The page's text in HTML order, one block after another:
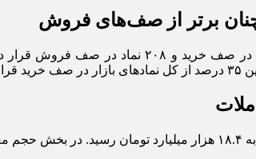
برتر از صف‌های فروش
است.
دادند.